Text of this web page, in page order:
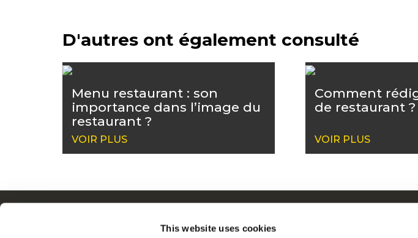
This website uses cookies
D'autres ont également consulté
Menu restaurant : son
importance dans l’image du
restaurant ?
VOIR PLUS
Comment
de restaurant ?
VOIR PLUS
Nos racines nous engagent